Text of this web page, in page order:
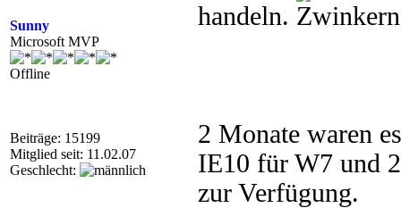
Sunny
Microsoft MVP
Offline
Beiträge: 15199
Mitglied seit: 11.02.07
Geschlecht:
handeln.
2 Monate waren
IE10 für W7 und
zur Verfügung.